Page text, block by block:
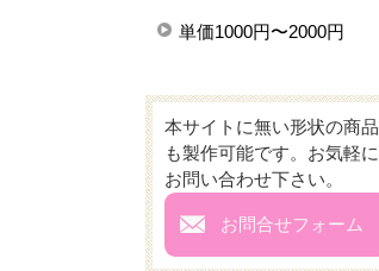
単価1000円〜2000円
本サイトに無い形状の商品
も製作可能です。お気軽に
お問い合わせ下さい。
mail お問合せフォーム